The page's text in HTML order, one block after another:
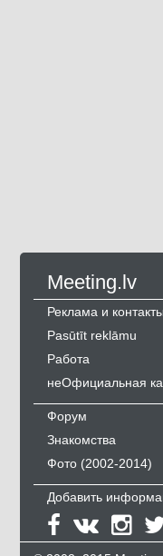
Meeting.lv
Реклама и контакты
Pasūtīt reklāmu
Работа
неОфициальная
Форум
Знакомства
Фото (2002-2014)
Добавить